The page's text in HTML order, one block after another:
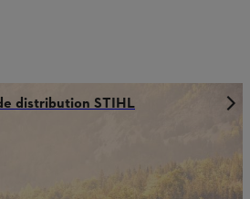
distribution STIHL